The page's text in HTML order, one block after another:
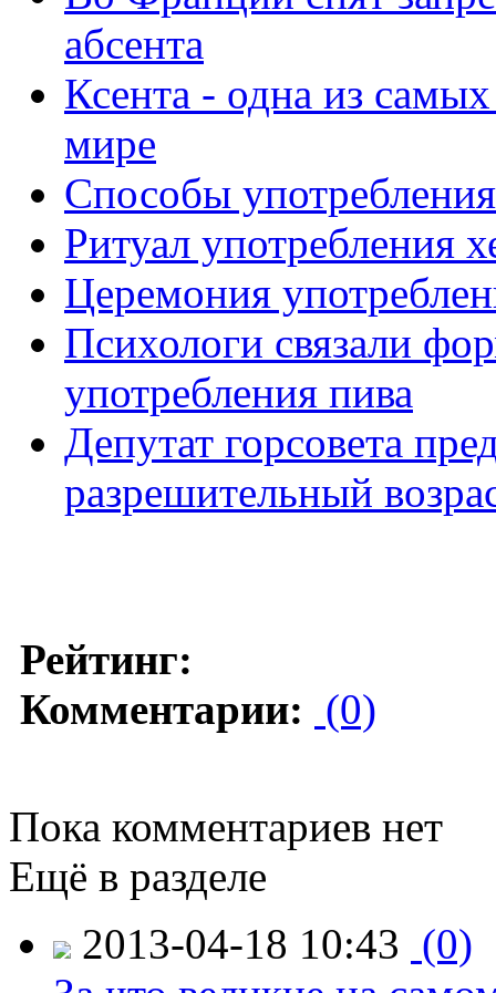
абсента
Ксента - одна из
мире
Способы
Ритуал употребления
Церемония
Психологи связали
употребления пива
Депутат горсовета
разрешительный
Рейтинг:
Комментарии: (0)
Пока комментариев нет
Ещё в разделе
2013-04-18 10:43 (0)